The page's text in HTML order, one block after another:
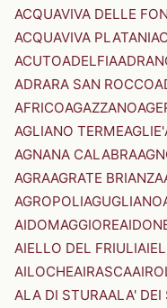
ACQUAVIVA DELLE
ACQUAVIVA PLATANI
ACUTOADELFIA
ADRARA SAN ROCCO
AFRICOAGAZZANO
AGLIANO TERMEAGLIE'
AGNANA CALABRA
AGRAAGRATE BRIANZA
AGROPOLIAGUGLIANO
AIDOMAGGIORE
AIELLO DEL FRIULI
AILOCHEAIRASCA
ALA DI STURAALA' DEI